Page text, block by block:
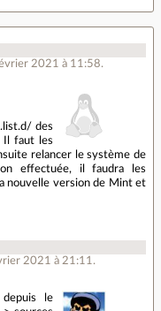
2021 à 11:58.
des
Il faut les
relancer le système de
effectuée, il faudra les
nouvelle version de Mint et
2021 à 21:11 .
le